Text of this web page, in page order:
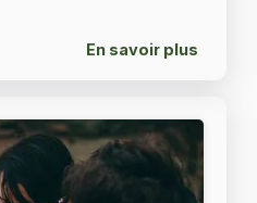
En savoir plus